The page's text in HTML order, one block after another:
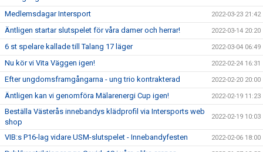
Medlemsdagar Intersport 2022-03-23 21:42
Äntligen startar slutspelet för våra damer och herrar! 2022-03-14 20:20
6 st spelare kallade till Talang 17 läger 2022-03-04 06:49
Nu kör vi Vita Väggen igen! 2022-02-24 16:31
Efter ungdomsframgångarna - ung trio kontrakterad 2022-02-20 20:00
Äntligen kan vi genomföra Mälarenergi Cup igen! 2022-02-19 11:23
Beställa Västerås innebandys klädprofil via Intersports web
shop
2022-02-19 10:03
VIB:s P16-lag vidare USM-slutspelet - Innebandyfesten 2022-02-06 18:00